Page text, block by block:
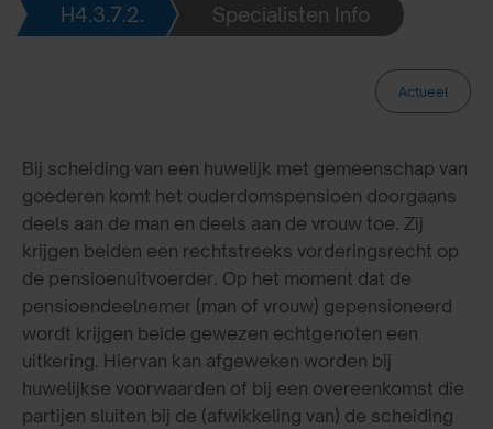
H4.3.7.2. Specialisten Info
Actueel
Bij scheiding van een huwelijk met gemeenschap van
goederen komt het ouderdomspensioen doorgaans
deels aan de man en deels aan de vrouw toe. Zij
krijgen beiden een rechtstreeks vorderingsrecht op
de pensioenuitvoerder. Op het moment dat de
pensioendeelnemer (man of vrouw) gepensioneerd
wordt krijgen beide gewezen echtgenoten een
uitkering. Hiervan kan afgeweken worden bij
huwelijkse voorwaarden of bij een overeenkomst die
partijen sluiten bij de (afwikkeling van) de scheiding